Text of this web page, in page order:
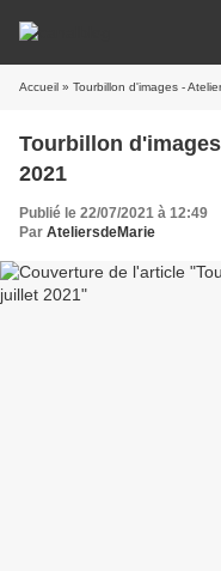
Accueil » Tourbillon d'images -
Tourbillon
2021
Publié le 22/07/2021 à 12:49
Par AteliersdeMarie